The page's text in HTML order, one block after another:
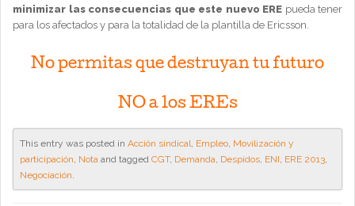
minimizar las consecuencias que este nuevo ERE pueda tener
para los afectados y para la totalidad de la plantilla de Ericsson.
No permitas que destruyan tu futuro
NO a los EREs
This entry was posted in Acción sindical, Empleo, Movilización y
participación, Nota and tagged CGT, Demanda, Despidos, ENI, ERE 2013,
Negociación.